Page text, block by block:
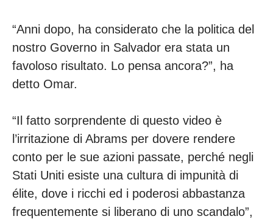
“Anni dopo, ha considerato che la politica del
nostro Governo in Salvador era stata un
favoloso risultato. Lo pensa ancora?”, ha
detto Omar.
“Il fatto sorprendente di questo video è
l’irritazione di Abrams per dovere rendere
conto per le sue azioni passate, perché negli
Stati Uniti esiste una cultura di impunità di
élite, dove i ricchi ed i poderosi abbastanza
frequentemente si liberano di uno scandalo”,